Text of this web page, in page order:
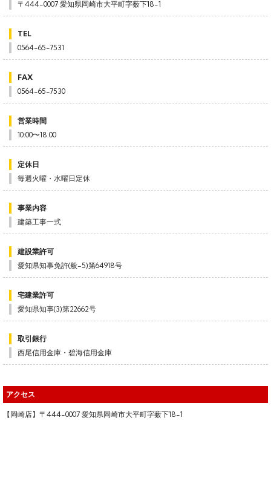
〒444-0007 愛知県岡崎市大平町字薮下18-1
TEL
0564-65-7531
FAX
0564-65-7530
営業時間
10:00〜18:00
定休日
毎週火曜・水曜日定休
事業内容
建築工事一式
建設業許可
愛知県知事免許(般-5)第64918号
宅建業許可
愛知県知事(3)第22662号
取引銀行
西尾信用金庫・碧海信用金庫
アクセス
【岡崎店】〒444-0007 愛知県岡崎市大平町字薮下18-1